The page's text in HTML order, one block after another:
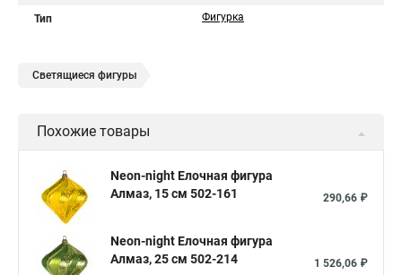
Тип Фигурка
Светящиеся фигуры
Похожие товары
Neon-night Елочная фигура
Алмаз, 15 см 502-161
290,66 ₽
Neon-night Елочная фигура
Алмаз, 25 см 502-214
1 526,06 ₽